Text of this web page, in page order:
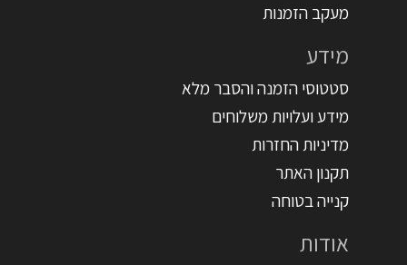
מעקב הזמנות
מידע
סטטוסי הזמנה והסבר מלא
מידע ועלויות משלוחים
מדיניות החזרות
תקנון האתר
קנייה בטוחה
אודות